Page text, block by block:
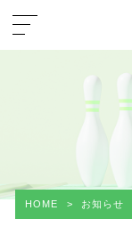
HOME > お知らせ